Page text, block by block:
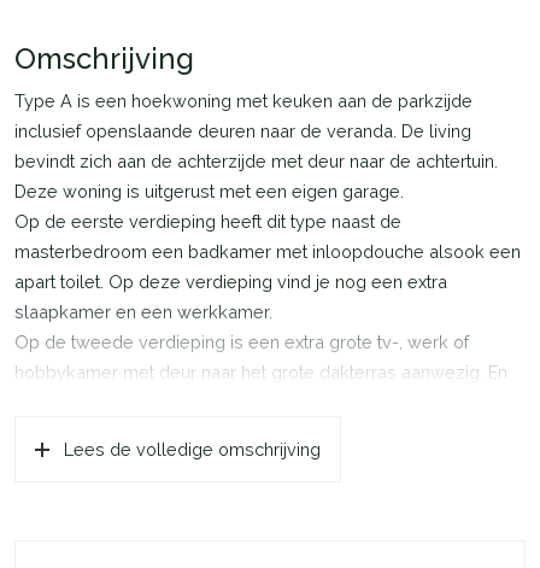
Omschrijving
Type A is een hoekwoning met keuken aan de parkzijde
inclusief openslaande deuren naar de veranda. De living
bevindt zich aan de achterzijde met deur naar de achtertuin.
Deze woning is uitgerust met een eigen garage.
Op de eerste verdieping heeft dit type naast de
masterbedroom een badkamer met inloopdouche alsook een
apart toilet. Op deze verdieping vind je nog een extra
slaapkamer en een werkkamer.
Op de tweede verdieping is een extra grote tv-, werk of
hobbykamer met deur naar het grote dakterras aanwezig. En,
Lees de volledige omschrijving